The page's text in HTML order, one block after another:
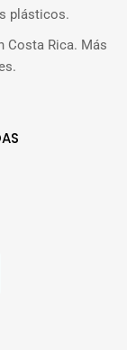
plásticos.
Costa Rica. Más